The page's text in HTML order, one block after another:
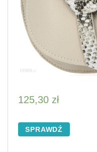
125,30 zł
SPRAWDŹ